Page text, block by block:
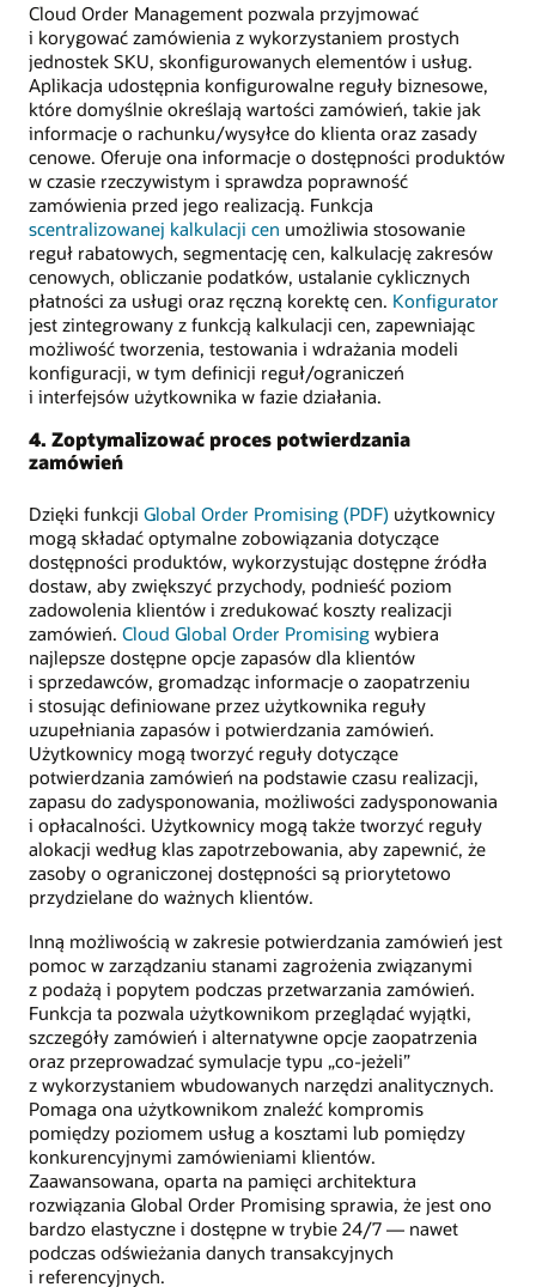
Cloud Order Management pozwala przyjmować
i korygować zamówienia z wykorzystaniem prostych
jednostek SKU, skonfigurowanych elementów i usług.
Aplikacja udostępnia konfigurowalne reguły biznesowe,
które domyślnie określają wartości zamówień, takie jak
informacje o rachunku/wysyłce do klienta oraz zasady
cenowe. Oferuje ona informacje o dostępności produktów
w czasie rzeczywistym i sprawdza poprawność
zamówienia przed jego realizacją. Funkcja
scentralizowanej kalkulacji cen umożliwia stosowanie
reguł rabatowych, segmentację cen, kalkulację zakresów
cenowych, obliczanie podatków, ustalanie cyklicznych
płatności za usługi oraz ręczną korektę cen. Konfigurator
jest zintegrowany z funkcją kalkulacji cen, zapewniając
możliwość tworzenia, testowania i wdrażania modeli
konfiguracji, w tym definicji reguł/ograniczeń
i interfejsów użytkownika w fazie działania.
4. Zoptymalizować proces potwierdzania
zamówień
Dzięki funkcji Global Order Promising (PDF) użytkownicy
mogą składać optymalne zobowiązania dotyczące
dostępności produktów, wykorzystując dostępne źródła
dostaw, aby zwiększyć przychody, podnieść poziom
zadowolenia klientów i zredukować koszty realizacji
zamówień. Cloud Global Order Promising wybiera
najlepsze dostępne opcje zapasów dla klientów
i sprzedawców, gromadząc informacje o zaopatrzeniu
i stosując definiowane przez użytkownika reguły
uzupełniania zapasów i potwierdzania zamówień.
Użytkownicy mogą tworzyć reguły dotyczące
potwierdzania zamówień na podstawie czasu realizacji,
zapasu do zadysponowania, możliwości zadysponowania
i opłacalności. Użytkownicy mogą także tworzyć reguły
alokacji według klas zapotrzebowania, aby zapewnić, że
zasoby o ograniczonej dostępności są priorytetowo
przydzielane do ważnych klientów.
Inną możliwością w zakresie potwierdzania zamówień jest
pomoc w zarządzaniu stanami zagrożenia związanymi
z podażą i popytem podczas przetwarzania zamówień.
Funkcja ta pozwala użytkownikom przeglądać wyjątki,
szczegóły zamówień i alternatywne opcje zaopatrzenia
oraz przeprowadzać symulacje typu „co-jeżeli”
z wykorzystaniem wbudowanych narzędzi analitycznych.
Pomaga ona użytkownikom znaleźć kompromis
pomiędzy poziomem usług a kosztami lub pomiędzy
konkurencyjnymi zamówieniami klientów.
Zaawansowana, oparta na pamięci architektura
rozwiązania Global Order Promising sprawia, że jest ono
bardzo elastyczne i dostępne w trybie 24/7 — nawet
podczas odświeżania danych transakcyjnych
i referencyjnych.